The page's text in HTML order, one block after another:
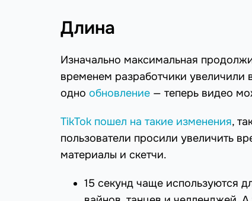
Длина
Изначально максимальная
временем разработчики
одно обновление — теперь видео
TikTok пошел на такие изменения,
пользователи просили увеличить
материалы и скетчи.
15 секунд чаще используются